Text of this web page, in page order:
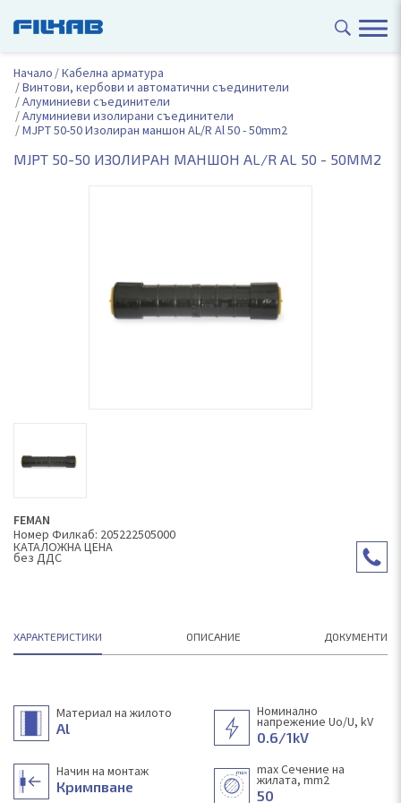
Начало
Кабелна арматура
Винтови, кербови и автоматични съединители
Алуминиеви съединители
Алуминиеви изолирани съединители
MJPT 50-50 Изолиран маншон AL/R Al 50 - 50mm2
MJPT 50-50 ИЗОЛИРАН МАНШОН AL/R AL 50 - 50MM2
FEMAN
Номер Филкаб: 205222505000
КAТАЛОЖНА ЦЕНА
без ДДС
ХАРАКТЕРИСТИКИ ОПИСАНИЕ ДОКУМЕНТИ
Материал на жилото
Al
Номинално
напрежение Uo/U, kV
0.6/1kV
Начин на монтаж
Кримпване
max Сечение на
жилата, mm2
50